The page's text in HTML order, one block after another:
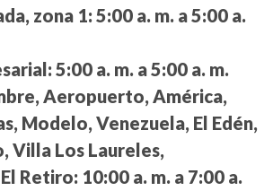
zona 1: 5:00 a. m. a 5:00 a.
5:00 a. m. a 5:00 a. m.
Aeropuerto, América,
Modelo, Venezuela, El Edén,
Villa Los Laureles,
Retiro: 10:00 a. m. a 7:00 a.